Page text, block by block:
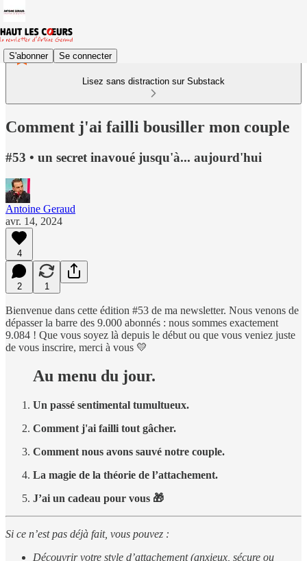
S'abonner Se connecter
Lisez sans distraction sur Substack
Comment j'ai failli bousiller mon couple
#53 • un secret inavoué jusqu'à... aujourd'hui
Antoine Geraud
avr. 14, 2024
4
2 1
Bienvenue dans cette édition #53 de ma newsletter. Nous venons de
dépasser la barre des 9.000 abonnés : nous sommes exactement
9.084 ! Que vous soyez là depuis le début ou que vous veniez juste
de vous inscrire, merci à vous 💛
Au menu du jour.
Un passé sentimental tumultueux.
Comment j'ai failli tout gâcher.
Comment nous avons sauvé notre couple.
La magie de la théorie de l’attachement.
J’ai un cadeau pour vous 🎁
Si ce n’est pas déjà fait, vous pouvez :
Découvrir votre style d’attachement (anxieux, sécure ou